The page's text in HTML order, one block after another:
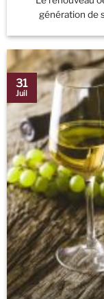
génération de
31
Juil